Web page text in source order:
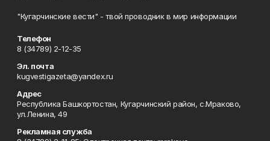
"Кугарчинские вести" - твой проводник в мир информации
Телефон
8 (34789) 2-12-35
Эл. почта
kugvestigazeta@yandex.ru
Адрес
Республика Башкортостан, Кугарчинский район, с.Мраково,
ул.Ленина, 49
Рекламная служба